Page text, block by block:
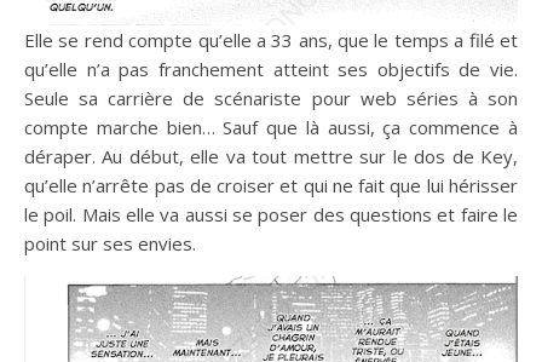
Elle se rend compte qu’elle a 33 ans, que le temps a filé et
qu’elle n’a pas franchement atteint ses objectifs de vie.
Seule sa carrière de scénariste pour web séries à son
compte marche bien… Sauf que là aussi, ça commence à
déraper. Au début, elle va tout mettre sur le dos de Key,
qu’elle n’arrête pas de croiser et qui ne fait que lui hérisser
le poil. Mais elle va aussi se poser des questions et faire le
point sur ses envies.